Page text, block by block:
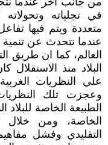
في تجلياته
متعددة ويتم فيها
عندما نتحدث عن تنمية
العالم، كما ان طريق
البلاد منذ
علي النظريات
وعجزت تلك
الطبيعة الخاصة للبلاد
الخاصة، ومن خلال
التقليدي وفشل